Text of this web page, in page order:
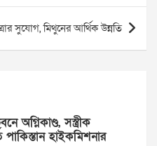
সুযোগ, মিথুনের আর্থিক উন্নতি
অগ্নিকাণ্ড, সস্ত্রীক
পাকিস্তান হাইকমিশনার